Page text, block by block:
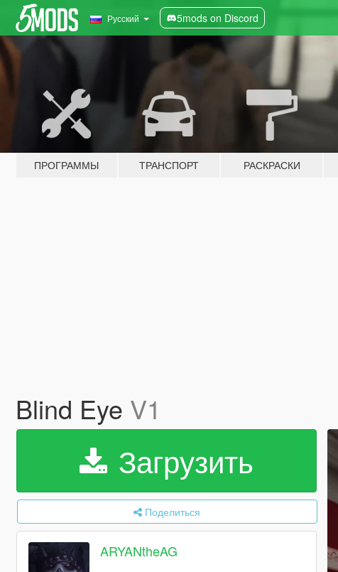
Русский 5mods on Discord
ПРОГРАММЫ ТРАНСПОРТ РАСКРАСКИ
Blind Eye V1
Загрузить
Поделиться
ARYANtheAG